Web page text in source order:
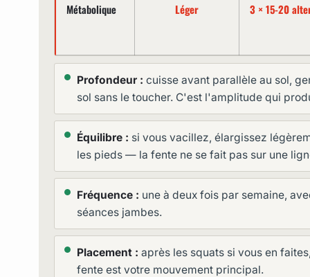
Métabolique Léger 3 × 15-20
Profondeur : cuisse avant parallèle au sol,
sol sans le toucher. C'est l'amplitude qui
Équilibre : si vous vacillez, élargissez
les pieds — la fente ne se fait pas sur une
Fréquence : une à deux fois par semaine,
séances jambes.
Placement : après les squats si vous en
fente est votre mouvement principal.